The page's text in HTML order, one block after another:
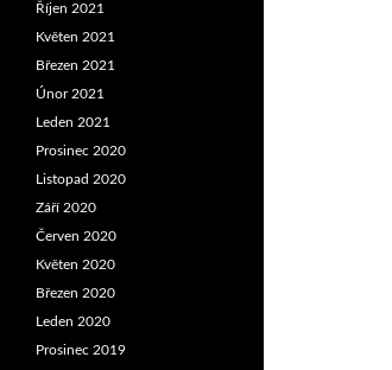
Říjen 2021
Květen 2021
Březen 2021
Únor 2021
Leden 2021
Prosinec 2020
Listopad 2020
Září 2020
Červen 2020
Květen 2020
Březen 2020
Leden 2020
Prosinec 2019